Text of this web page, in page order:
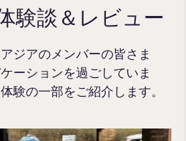
験談＆レビュー
ジアのメンバーの皆さま
ーションを過ごしていま
験の一部をご紹介します。